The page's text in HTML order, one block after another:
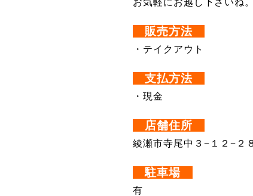
お気軽にお越し下さいね。
販売方法
・テイクアウト
支払方法
・現金
店舗住所
綾瀬市寺尾中３−１２−２
駐車場
有